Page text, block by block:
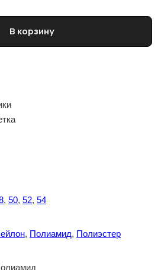
мужской PAL ZILERI
В корзину
, 50, 52, 54
, Полиамид, Полиэстер